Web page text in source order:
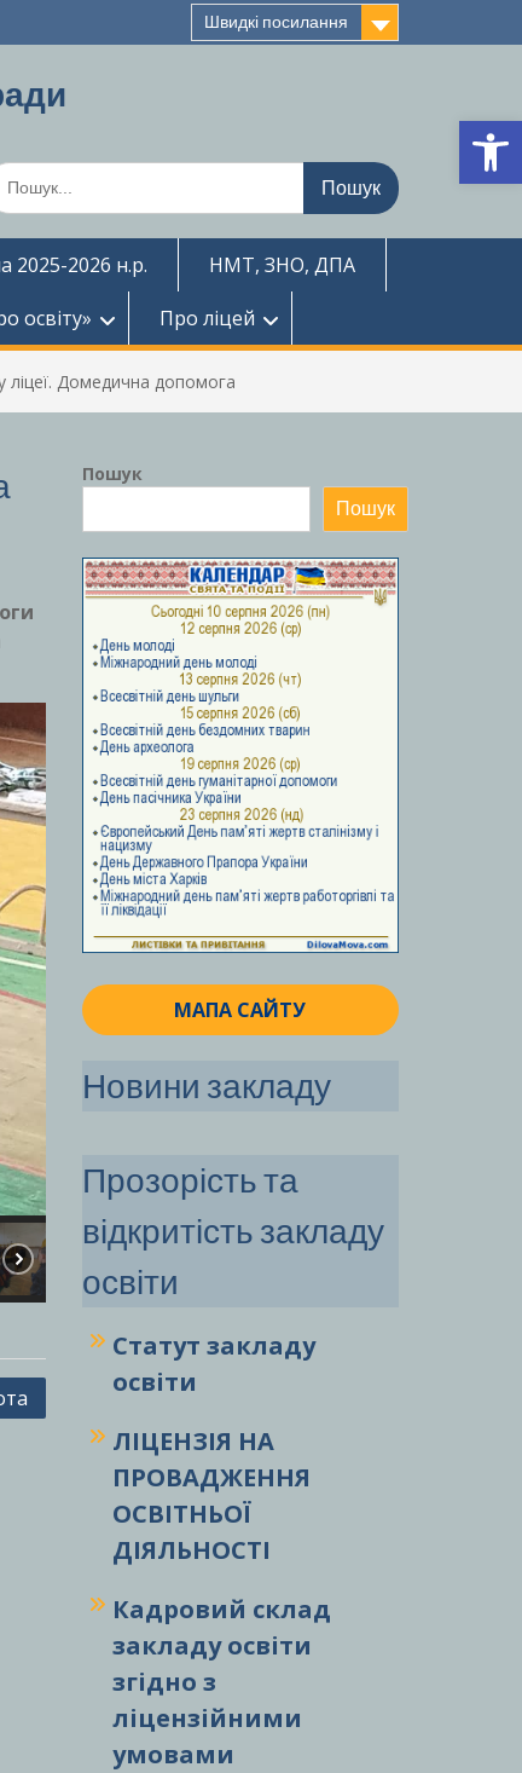
Швидкі посилання
2025-2026 н.р.
НМТ, ЗНО, ДПА
освіту» Про ліцей
ліцеї. Домедична допомога
Пошук
Пошук
МАПА САЙТУ
Новини закладу
Прозорість та
відкритість закладу
освіти
Статут закладу
освіти
ЛІЦЕНЗІЯ НА
ПРОВАДЖЕННЯ
ОСВІТНЬОЇ
ДІЯЛЬНОСТІ
Кадровий склад
закладу освіти
згідно з
ліцензійними
умовами